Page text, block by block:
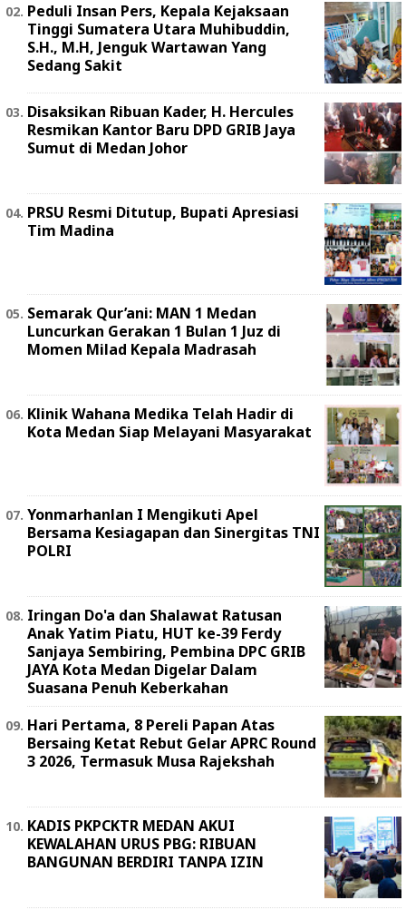
Peduli Insan Pers, Kepala Kejaksaan
Tinggi Sumatera Utara Muhibuddin,
S.H., M.H, Jenguk Wartawan Yang
Sedang Sakit
Disaksikan Ribuan Kader, H. Hercules
Resmikan Kantor Baru DPD GRIB Jaya
Sumut di Medan Johor
PRSU Resmi Ditutup, Bupati Apresiasi
Tim Madina
Semarak Qur’ani: MAN 1 Medan
Luncurkan Gerakan 1 Bulan 1 Juz di
Momen Milad Kepala Madrasah
Klinik Wahana Medika Telah Hadir di
Kota Medan Siap Melayani Masyarakat
Yonmarhanlan I Mengikuti Apel
Bersama Kesiagapan dan Sinergitas TNI
POLRI
Iringan Do'a dan Shalawat Ratusan
Anak Yatim Piatu, HUT ke-39 Ferdy
Sanjaya Sembiring, Pembina DPC GRIB
JAYA Kota Medan Digelar Dalam
Suasana Penuh Keberkahan
Hari Pertama, 8 Pereli Papan Atas
Bersaing Ketat Rebut Gelar APRC Round
3 2026, Termasuk Musa Rajekshah
KADIS PKPCKTR MEDAN AKUI
KEWALAHAN URUS PBG: RIBUAN
BANGUNAN BERDIRI TANPA IZIN